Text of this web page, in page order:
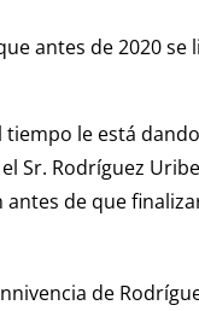
antes de 2020 se
le está
Sr. Rodríguez
de que
de